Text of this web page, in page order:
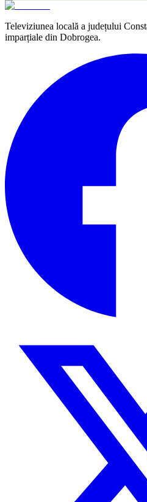
Televiziunea locală a județului
imparțiale din Dobrogea.